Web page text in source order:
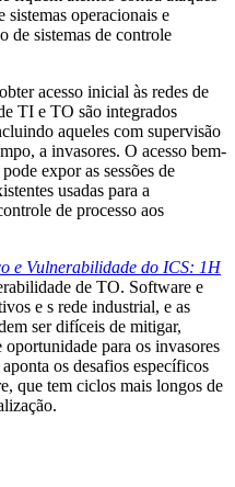
sistemas operacionais e
de sistemas de controle
acesso inicial às redes de
TI e TO são integrados
aqueles com supervisão
a invasores. O acesso bem-
expor as sessões de
usadas para a
de processo aos
e Vulnerabilidade do ICS: 1H
de TO. Software e
e s rede industrial, e as
ser difíceis de mitigar,
para os invasores
os desafios específicos
que tem ciclos mais longos de